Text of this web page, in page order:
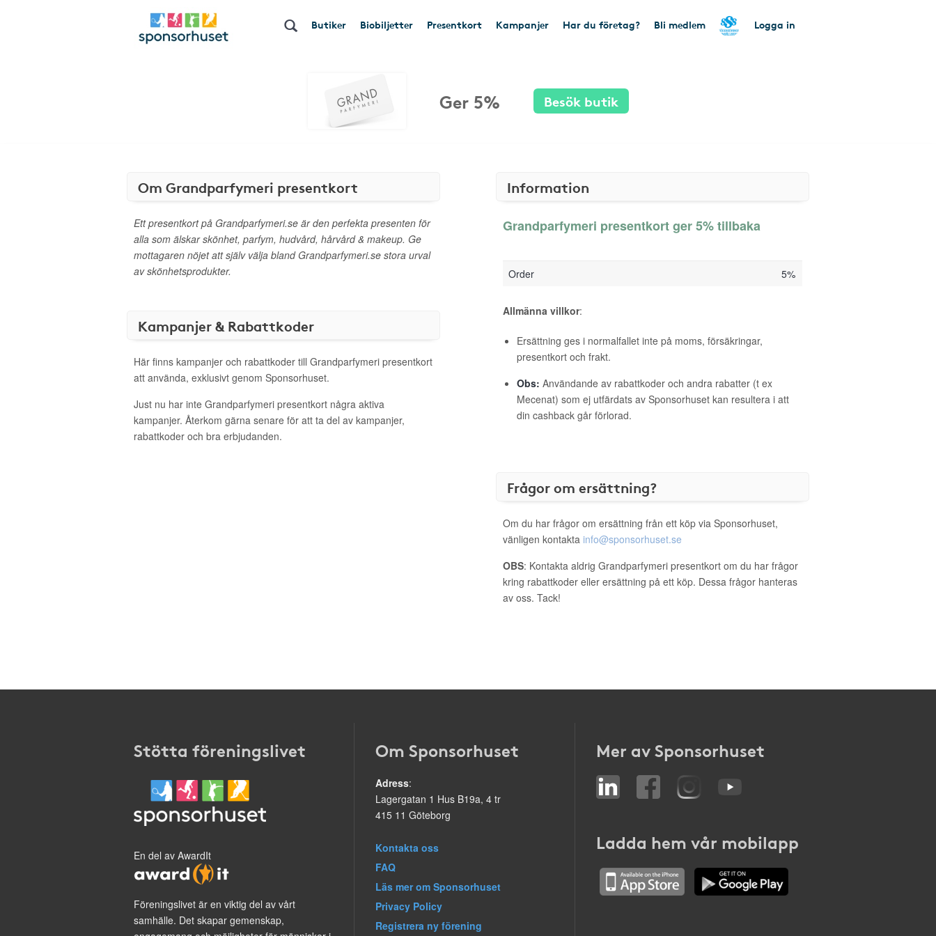
Butiker Biobiljetter Presentkort Kampanjer Har du företag? Bli medlem Logga in
Ger 5% Besök butik
Om Grandparfymeri presentkort
Ett presentkort på Grandparfymeri.se är den perfekta presenten för
alla som älskar skönhet, parfym, hudvård, hårvård & makeup. Ge
mottagaren nöjet att själv välja bland Grandparfymeri.se stora urval
av skönhetsprodukter.
Kampanjer & Rabattkoder
Här finns kampanjer och rabattkoder till Grandparfymeri presentkort
att använda, exklusivt genom Sponsorhuset.
Just nu har inte Grandparfymeri presentkort några aktiva
kampanjer. Återkom gärna senare för att ta del av kampanjer,
rabattkoder och bra erbjudanden.
Information
Grandparfymeri presentkort ger 5% tillbaka
Order 5%
Allmänna villkor:
Ersättning ges i normalfallet inte på moms, försäkringar,
presentkort och frakt.
Obs: Användande av rabattkoder och andra rabatter (t ex
Mecenat) som ej utfärdats av Sponsorhuset kan resultera i att
din cashback går förlorad.
Frågor om ersättning?
Om du har frågor om ersättning från ett köp via Sponsorhuset,
vänligen kontakta info@sponsorhuset.se
OBS: Kontakta aldrig Grandparfymeri presentkort om du har frågor
kring rabattkoder eller ersättning på ett köp. Dessa frågor hanteras
av oss. Tack!
Stötta föreningslivet
En del av AwardIt
Föreningslivet är en viktig del av vårt
samhälle. Det skapar gemenskap,
Om Sponsorhuset
Adress:
Lagergatan 1 Hus B19a, 4 tr
415 11 Göteborg
Kontakta oss
FAQ
Läs mer om Sponsorhuset
Privacy Policy
Registrera ny förening
Mer av Sponsorhuset
Ladda hem vår mobilapp